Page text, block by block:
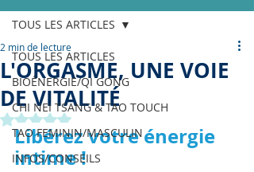
TOUS LES ARTICLES
BIOÉNERGIE/QI GONG
CHI NEI TSANG & TAO TOUCH
TAO FEMININ/MASCULIN
INFOS/CONSEILS
TOUS LES ARTICLES
L'ORGASME, UNE VOIE
DE VITALITÉ
2 min de lecture
Noté NaN étoiles sur 5.
Libérez votre énergie
intime !